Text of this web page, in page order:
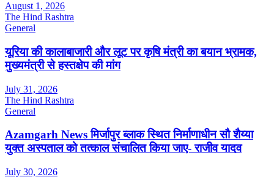
August 1, 2026
The Hind Rashtra
General
यूरिया की कालाबाजारी और लूट पर कृषि मंत्री का बयान भ्रामक,
मुख्यमंत्री से हस्तक्षेप की मांग
July 31, 2026
The Hind Rashtra
General
Azamgarh News मिर्जापुर ब्लाक स्थित निर्माणाधीन सौ शैय्या
युक्त अस्पताल को तत्काल संचालित किया जाए- राजीव यादव
July 30, 2026